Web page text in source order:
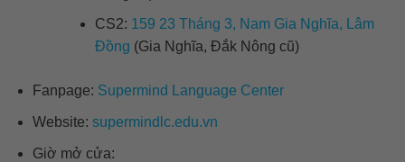
CS2: 159 23 Tháng 3, Nam Gia Nghĩa, Lâm
Đồng (Gia Nghĩa, Đắk Nông cũ)
Fanpage: Supermind Language Center
Website: supermindlc.edu.vn
Giờ mở cửa: